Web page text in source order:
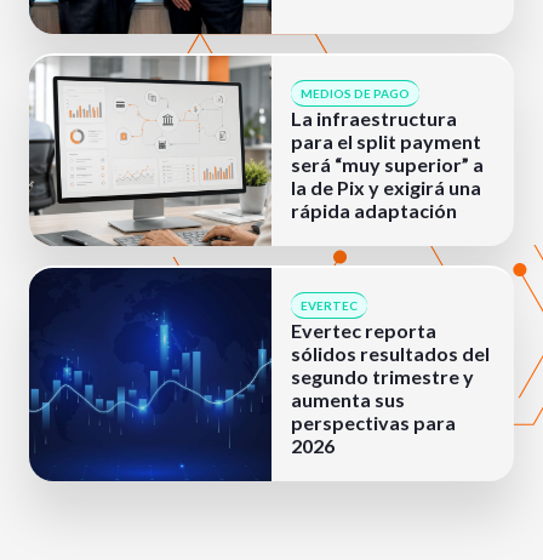
MEDIOS DE PAGO
La infraestructura
para el split payment
será “muy superior” a
la de Pix y exigirá una
rápida adaptación
EVERTEC
Evertec reporta
sólidos resultados del
segundo trimestre y
aumenta sus
perspectivas para
2026